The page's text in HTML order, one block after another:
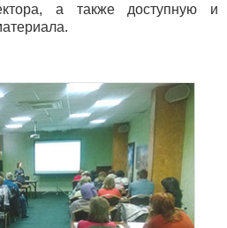
а также доступную и